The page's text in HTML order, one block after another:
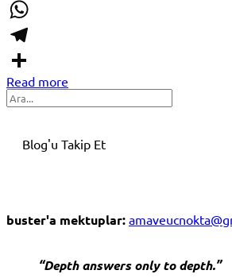
Email
WhatsApp
Telegram
Share
Read more
Search
Blog'u Takip Et
buster'a mektuplar:
“Depth answers only to depth.”